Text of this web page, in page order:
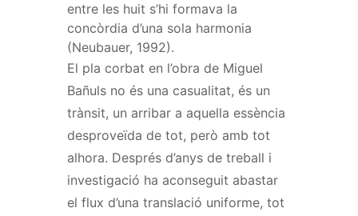
entre les huit s’hi formava la
concòrdia d’una sola harmonia
(Neubauer, 1992).
El pla corbat en l’obra de Miguel
Bañuls no és una casualitat, és un
trànsit, un arribar a aquella essència
desproveïda de tot, però amb tot
alhora. Després d’anys de treball i
investigació ha aconseguit abastar
el flux d’una translació uniforme, tot